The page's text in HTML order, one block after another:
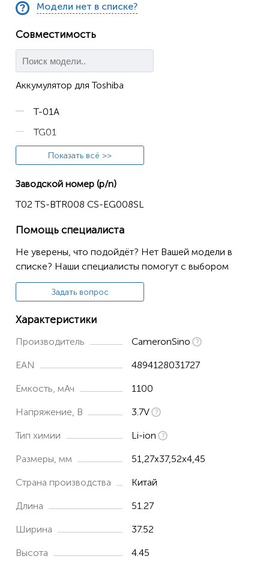
Модели нет в списке?
Совместимость
Аккумулятор для Toshiba
T-01A
TG01
TG01c
Показать всё >>
Заводской номер (p/n)
T02 TS-BTR008 CS-EG008SL
Помощь специалиста
Не уверены, что подойдёт? Нет Вашей модели в
списке? Наши специалисты помогут с выбором
Задать вопрос
Характеристики
Производитель CameronSino
EAN 4894128031727
Емкость, мАч 1100
Напряжение, В 3.7V
Тип химии Li-ion
Размеры, мм 51,27x37,52x4,45
Страна производства Китай
Длина 51.27
Ширина 37.52
Высота 4.45